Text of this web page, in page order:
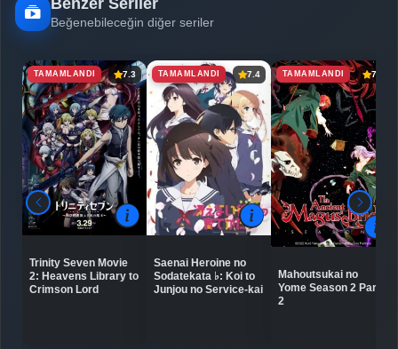
Beğenebileceğin diğer seriler
TAMAMLANDI 7.3
Trinity Seven Movie
2: Heavens Library to
Crimson Lord
TAMAMLANDI 7.4
Saenai Heroine no
Sodatekata ♭: Koi to
Junjou no Service-kai
TAMAMLANDI 7.9
Mahoutsukai no
Yome Season 2 Part
2